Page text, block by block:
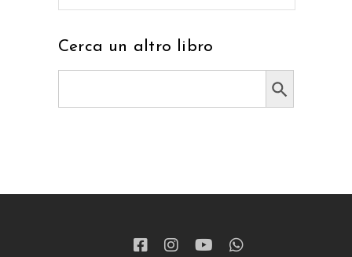
Cerca un altro libro
Search Button